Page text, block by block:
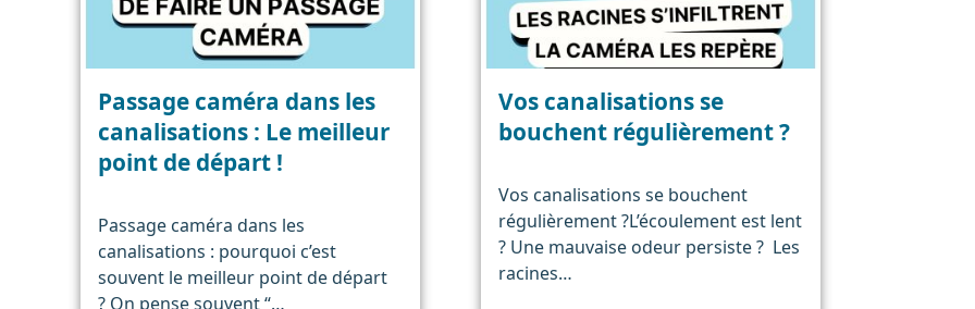
Passage caméra dans les
canalisations : Le meilleur
point de départ !
Passage caméra dans les
canalisations : pourquoi c’est
souvent le meilleur point de départ
? On pense souvent “…
Vos canalisations se
bouchent régulièrement ?
Vos canalisations se bouchent
régulièrement ?L’écoulement est lent
? Une mauvaise odeur persiste ? Les
racines…